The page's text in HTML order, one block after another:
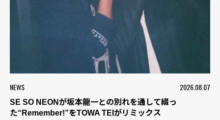
NEWS 2026.08.07
SE SO NEONが坂本龍一との別れを通して綴っ
た“Remember!”をTOWA TEIがリミックス